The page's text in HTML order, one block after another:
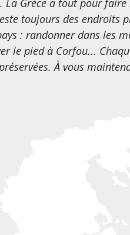
toujours des endroits
: randonner dans les
le pied à Corfou...
À vous